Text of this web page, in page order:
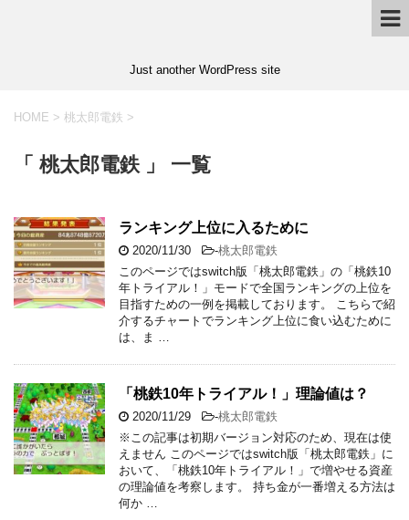
Just another WordPress site
HOME > 桃太郎電鉄 >
「 桃太郎電鉄 」 一覧
ランキング上位に入るために
2020/11/30 -桃太郎電鉄
このページではswitch版「桃太郎電鉄」の「桃鉄10
年トライアル！」モードで全国ランキングの上位を
目指すための一例を掲載しております。 こちらで紹
介するチャートでランキング上位に食い込むために
は、ま …
「桃鉄10年トライアル！」理論値は？
2020/11/29 -桃太郎電鉄
※この記事は初期バージョン対応のため、現在は使
えません このページではswitch版「桃太郎電鉄」に
おいて、「桃鉄10年トライアル！」で増やせる資産
の理論値を考察します。 持ち金が一番増える方法は
何か …